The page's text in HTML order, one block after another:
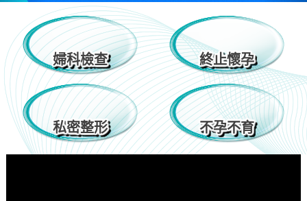
婦科檢查
婦科檢查 終止懷孕
終止懷孕
私密整形
私密整形 不孕不育
不孕不育